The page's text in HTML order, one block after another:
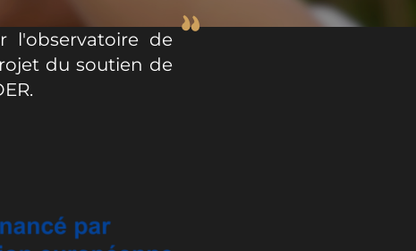
l'observatoire de
du soutien de